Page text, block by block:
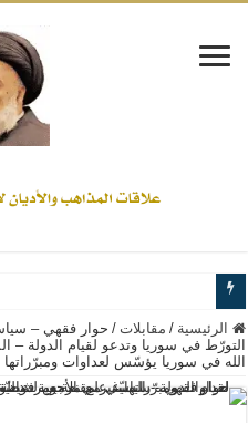
www.alamine.net
مواقف وآراء العلاّمة السيد علي الأمين
إذا كان التسنن هو الإيمان بسنة رسول
الرئيسية / مقابلات / حوار فقهي –
التورّط في سوريا وتدعو لقيام الدولة –
الله في سوريا يؤسّس لعداوات